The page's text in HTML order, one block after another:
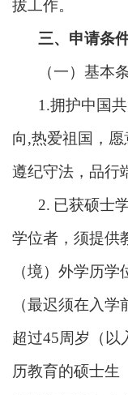
拔工作。
三、申请条
（一）基本
1.拥护中国
向,热爱祖国，愿
遵纪守法，品行
2. 已获硕士
学位者，须提供
（境）外学历
（最迟须在入
超过45周岁（以
历教育的硕士生